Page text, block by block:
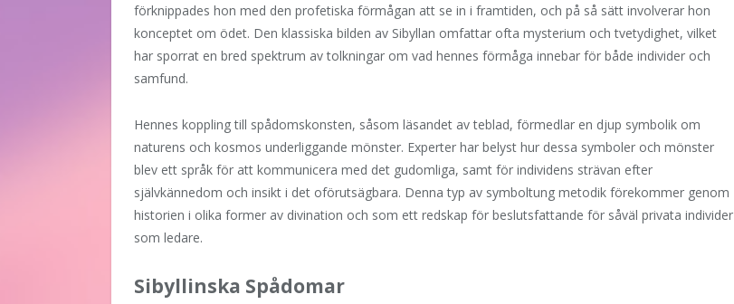
förknippades hon med den profetiska förmågan att se in i framtiden, och på så sätt involverar hon
konceptet om ödet. Den klassiska bilden av Sibyllan omfattar ofta mysterium och tvetydighet, vilket
har sporrat en bred spektrum av tolkningar om vad hennes förmåga innebar för både individer och
samfund.
Hennes koppling till spådomskonsten, såsom läsandet av teblad, förmedlar en djup symbolik om
naturens och kosmos underliggande mönster. Experter har belyst hur dessa symboler och mönster
blev ett språk för att kommunicera med det gudomliga, samt för individens strävan efter
självkännedom och insikt i det oförutsägbara. Denna typ av symboltung metodik förekommer genom
historien i olika former av divination och som ett redskap för beslutsfattande för såväl privata individer
som ledare.
Sibyllinska Spådomar